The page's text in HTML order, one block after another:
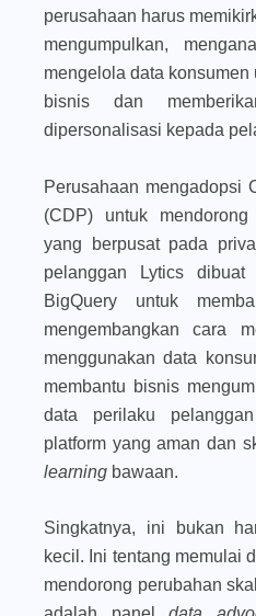
perusahaan harus
mengumpulkan,
mengelola data
bisnis dan
dipersonalisasi kepada
Perusahaan mengadopsi
(CDP) untuk
yang berpusat pada
pelanggan Lytics
BigQuery untuk
mengembangkan cara
menggunakan data
membantu bisnis
data perilaku
platform yang aman dan
learning bawaan.
Singkatnya, ini bukan
kecil. Ini tentang memulai
mendorong perubahan